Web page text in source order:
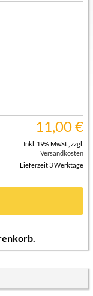
11,00€
Inkl. 19% MwSt. zzgl.
Versandkosten
Lieferzeit 3 Werktage